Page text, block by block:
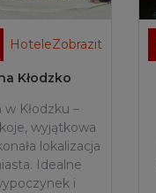
HoteleZobrazit
Kłodzko
Kłodzku –
wyjątkowa
lokalizacja
Idealne
i